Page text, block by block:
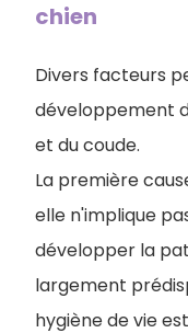
chien
Divers facteurs
développement
et du coude.
La première
elle n'implique
développer la
largement
hygiène de vie